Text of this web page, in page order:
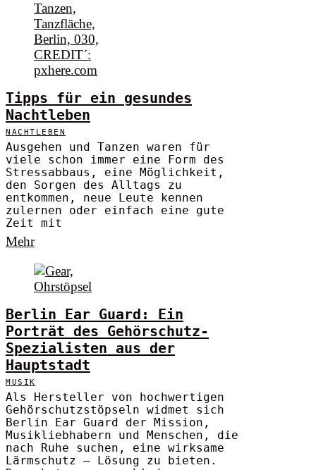
Tipps für ein gesundes
Nachtleben
NACHTLEBEN
Ausgehen und Tanzen waren für
viele schon immer eine Form des
Stressabbaus, eine Möglichkeit,
den Sorgen des Alltags zu
entkommen, neue Leute kennen
zulernen oder einfach eine gute
Zeit mit
Mehr
Berlin Ear Guard: Ein
Porträt des Gehörschutz-
Spezialisten aus der
Hauptstadt
MUSIK
Als Hersteller von hochwertigen
Gehörschutzstöpseln widmet sich
Berlin Ear Guard der Mission,
Musikliebhabern und Menschen, die
nach Ruhe suchen, eine wirksame
Lärmschutz – Lösung zu bieten.